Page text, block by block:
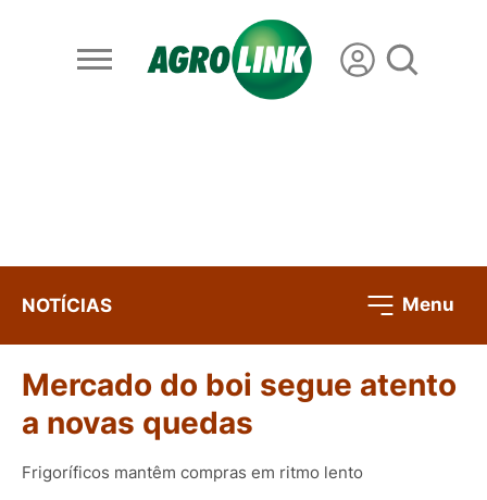
NOTÍCIAS Menu
Mercado do boi segue atento
a novas quedas
Frigoríficos mantêm compras em ritmo lento